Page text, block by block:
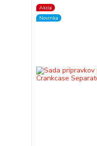
Akcia
Novinka